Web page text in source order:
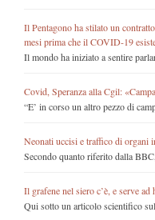
Il Pentagono ha stilato un
mesi prima che il COVID-19
Il mondo ha iniziato a sentire
Covid, Speranza alla Cgil:
“E’ in corso un altro pezzo di
Neonati uccisi e traffico di organi
Secondo quanto riferito dalla
Il grafene nel siero c’è, e serve ad
Qui sotto un articolo scientifico